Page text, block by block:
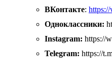
ВКонтакте:
Одноклассники:
Instagram: https://
Telegram: https://